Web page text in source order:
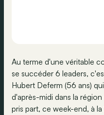
Au terme d'une véritable
se succéder 6 leaders,
Hubert Deferm (56 ans)
d'après-midi dans la
pris part, ce week-end, à